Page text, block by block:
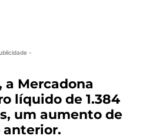
-
a Mercadona
líquido de 1.384
um aumento de
anterior.